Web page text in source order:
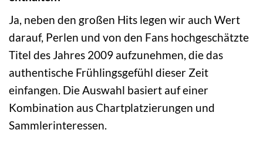
Ja, neben den großen Hits legen wir auch Wert
darauf, Perlen und von den Fans hochgeschätzte
Titel des Jahres 2009 aufzunehmen, die das
authentische Frühlingsgefühl dieser Zeit
einfangen. Die Auswahl basiert auf einer
Kombination aus Chartplatzierungen und
Sammlerinteressen.